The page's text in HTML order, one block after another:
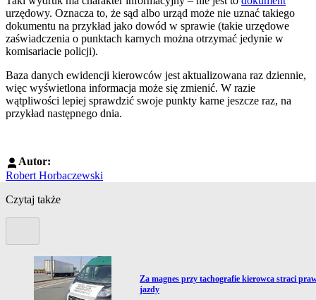
urzędowy. Oznacza to, że sąd albo urząd może nie uznać takiego
dokumentu na przykład jako dowód w sprawie (takie urzędowe
zaświadczenia o punktach karnych można otrzymać jedynie w
komisariacie policji).
Baza danych ewidencji kierowców jest aktualizowana raz dziennie,
więc wyświetlona informacja może się zmienić. W razie
wątpliwości lepiej sprawdzić swoje punkty karne jeszcze raz, na
przykład następnego dnia.
Autor:
Robert Horbaczewski
Czytaj także
Przejdź do artykułu:
Za magnes przy tachografie kierowca straci
jazdy